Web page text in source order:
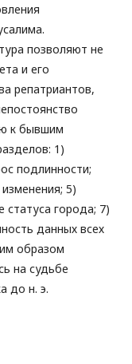
позволяют не
и его
репатриантов,
к бывшим
1)
подлинности;
5)
статуса города; 7)
данных всех
образом
на судьбе
до н. э.